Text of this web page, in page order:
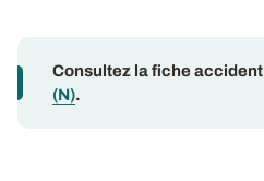
Consultez la fiche accident
(N).